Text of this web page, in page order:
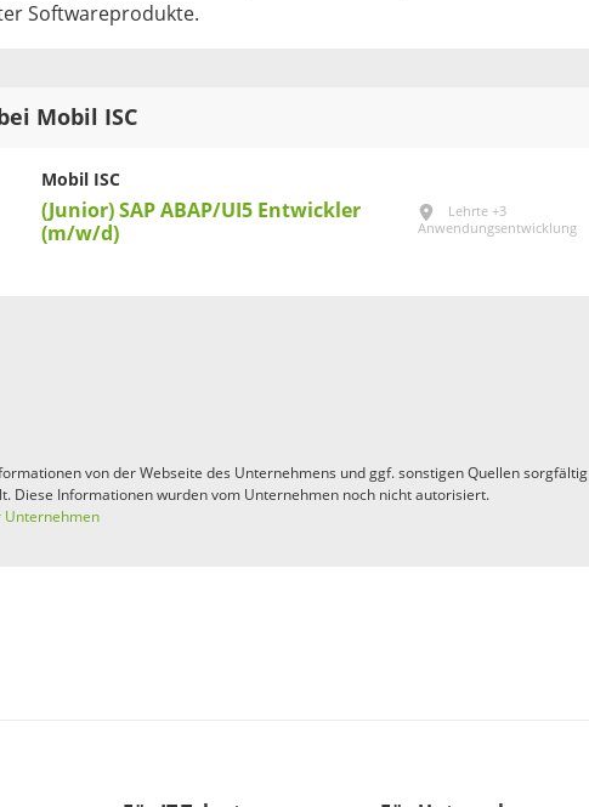
Softwareprodukte.
Mobil ISC
Mobil ISC
(Junior) SAP ABAP/UI5 Entwickler
(m/w/d)
Lehrte +3
Anwendungsentwicklung
von der Webseite des Unternehmens und ggf. sonstigen Quellen sorgfältig
Diese Informationen wurden vom Unternehmen noch nicht autorisiert.
Unternehmen